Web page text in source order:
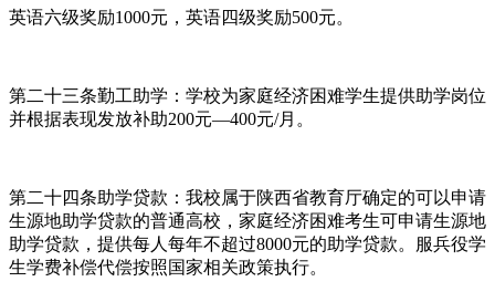
英语六级奖励1000元，英语四级奖励500元。
第二十三条勤工助学：学校为家庭经济困难学生提供助学岗位
并根据表现发放补助200元—400元/月。
第二十四条助学贷款：我校属于陕西省教育厅确定的可以申请
生源地助学贷款的普通高校，家庭经济困难考生可申请生源地
助学贷款，提供每人每年不超过8000元的助学贷款。服兵役学
生学费补偿代偿按照国家相关政策执行。